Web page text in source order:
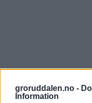
groruddalen.no -
Information